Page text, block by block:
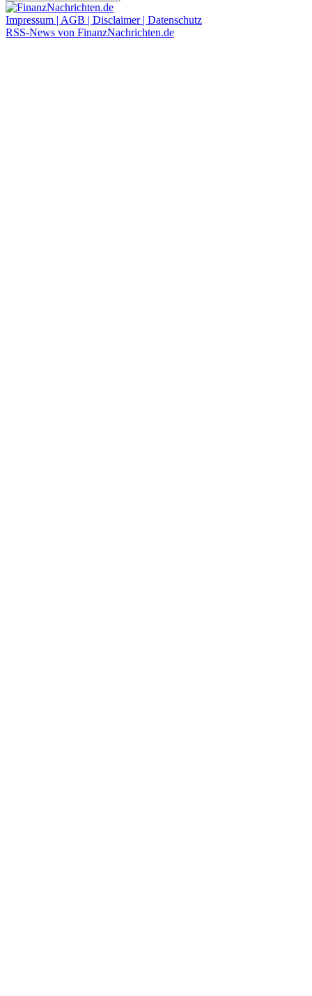
Impressum | AGB | Disclaimer | Datenschutz
RSS-News von FinanzNachrichten.de